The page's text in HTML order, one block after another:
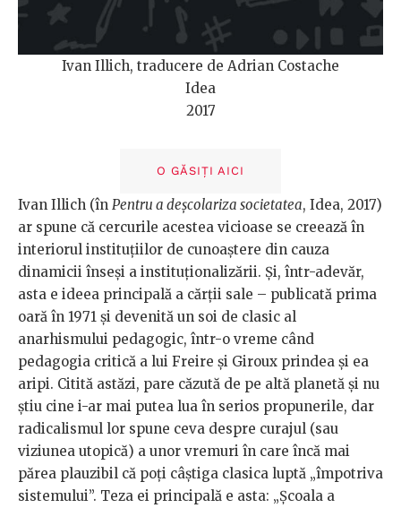
Ivan Illich, traducere de Adrian Costache
Idea
2017
O GĂSIȚI AICI
Ivan Illich (în Pentru a deșcolariza societatea, Idea, 2017)
ar spune că cercurile acestea vicioase se creează în
interiorul instituțiilor de cunoaștere din cauza
dinamicii înseși a instituționalizării. Și, într-adevăr,
asta e ideea principală a cărții sale – publicată prima
oară în 1971 și devenită un soi de clasic al
anarhismului pedagogic, într-o vreme când
pedagogia critică a lui Freire și Giroux prindea și ea
aripi. Citită astăzi, pare căzută de pe altă planetă și nu
știu cine i-ar mai putea lua în serios propunerile, dar
radicalismul lor spune ceva despre curajul (sau
viziunea utopică) a unor vremuri în care încă mai
părea plauzibil că poți câștiga clasica luptă „împotriva
sistemului”. Teza ei principală e asta: „Școala a